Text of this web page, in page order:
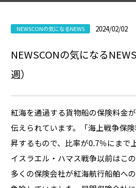
NEWSCONの気になるNEWS 2024/02/02
NEWSCONの気になる
週）
紅海を通過する貨物船の保険料金
伝えられています。「海上戦争保
昇するもので、比率が0.7％にまで
イスラエル・ハマス戦争以前はこ
多くの保険会社が紅海航行船舶へ